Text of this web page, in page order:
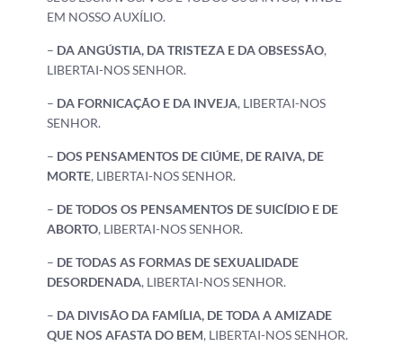
EM NOSSO AUXÍLIO.
– DA ANGÚSTIA, DA TRISTEZA E DA OBSESSÃO,
LIBERTAI-NOS SENHOR.
– DA FORNICAÇÃO E DA INVEJA, LIBERTAI-NOS
SENHOR.
– DOS PENSAMENTOS DE CIÚME, DE RAIVA, DE
MORTE, LIBERTAI-NOS SENHOR.
– DE TODOS OS PENSAMENTOS DE SUICÍDIO E DE
ABORTO, LIBERTAI-NOS SENHOR.
– DE TODAS AS FORMAS DE SEXUALIDADE
DESORDENADA, LIBERTAI-NOS SENHOR.
– DA DIVISÃO DA FAMÍLIA, DE TODA A AMIZADE
QUE NOS AFASTA DO BEM, LIBERTAI-NOS SENHOR.